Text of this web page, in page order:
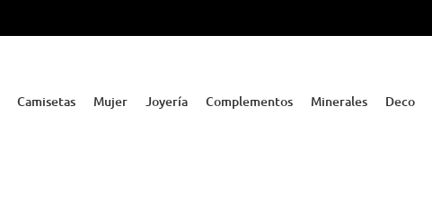
Camisetas Mujer Joyería Complementos Minerales Deco